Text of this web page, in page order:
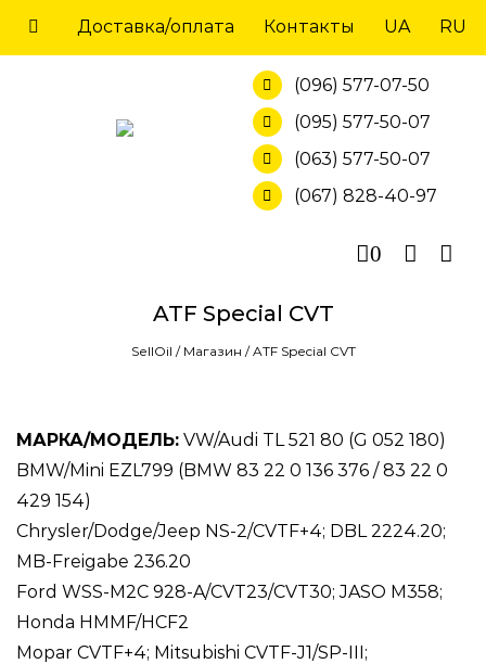
Доставка/оплата Контакты UA RU
(096) 577-07-50
(095) 577-50-07
(063) 577-50-07
(067) 828-40-97
0
ATF Special CVT
SellOil / Магазин /ATF Special CVT
МАРКА/МОДЕЛЬ: VW/Audi TL 521 80 (G 052 180)
BMW/Mini EZL799 (BMW 83 22 0 136 376 / 83 22 0
429 154)
Chrysler/Dodge/Jeep NS-2/CVTF+4; DBL 2224.20;
MB-Freigabe 236.20
Ford WSS-M2C 928-A/CVT23/CVT30; JASO M358;
Honda HMMF/HCF2
Mopar CVTF+4; Mitsubishi CVTF-J1/SP-III;